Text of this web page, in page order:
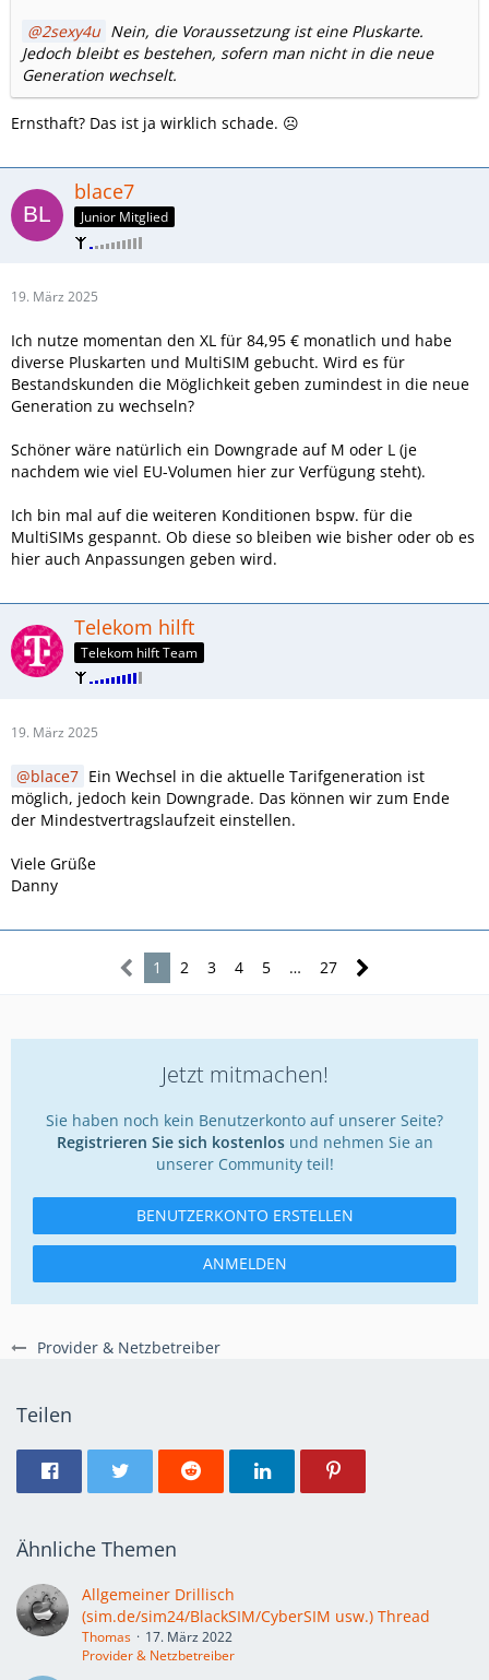
Provider & Netzbetreiber
2sexy4u Nein, die Voraussetzung ist eine Pluskarte.
Jedoch bleibt es bestehen, sofern man nicht in die neue
Generation wechselt.
Ernsthaft? Das ist ja wirklich schade. ☹️
blace7
Junior Mitglied
19. März 2025
Ich nutze momentan den XL für 84,95 € monatlich und habe
diverse Pluskarten und MultiSIM gebucht. Wird es für
Bestandskunden die Möglichkeit geben zumindest in die neue
Generation zu wechseln?
Schöner wäre natürlich ein Downgrade auf M oder L (je
nachdem wie viel EU-Volumen hier zur Verfügung steht).
Ich bin mal auf die weiteren Konditionen bspw. für die
MultiSIMs gespannt. Ob diese so bleiben wie bisher oder ob es
hier auch Anpassungen geben wird.
Telekom hilft
Telekom hilft Team
19. März 2025
blace7 Ein Wechsel in die aktuelle Tarifgeneration ist
möglich, jedoch kein Downgrade. Das können wir zum Ende
der Mindestvertragslaufzeit einstellen.
Viele Grüße
Danny
1 2 3 4 5 … 27
Jetzt mitmachen!
Sie haben noch kein Benutzerkonto auf unserer Seite?
Registrieren Sie sich kostenlosund nehmen Sie an
unserer Community teil!
BENUTZERKONTO ERSTELLEN
ANMELDEN
Teilen
Ähnliche Themen
Allgemeiner Drillisch
(sim.de/sim24/BlackSIM/CyberSIM usw.) Thread
Thomas
17. März 2022
Provider & Netzbetreiber